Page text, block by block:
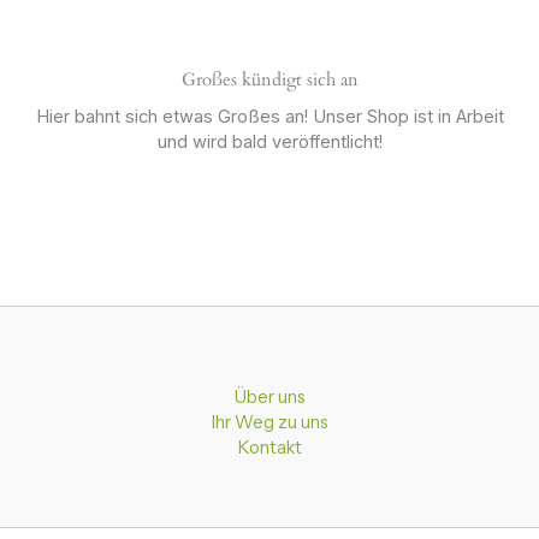
Großes kündigt sich an
Hier bahnt sich etwas Großes an! Unser Shop ist in Arbeit
und wird bald veröffentlicht!
Über uns
Ihr Weg zu uns
Kontakt